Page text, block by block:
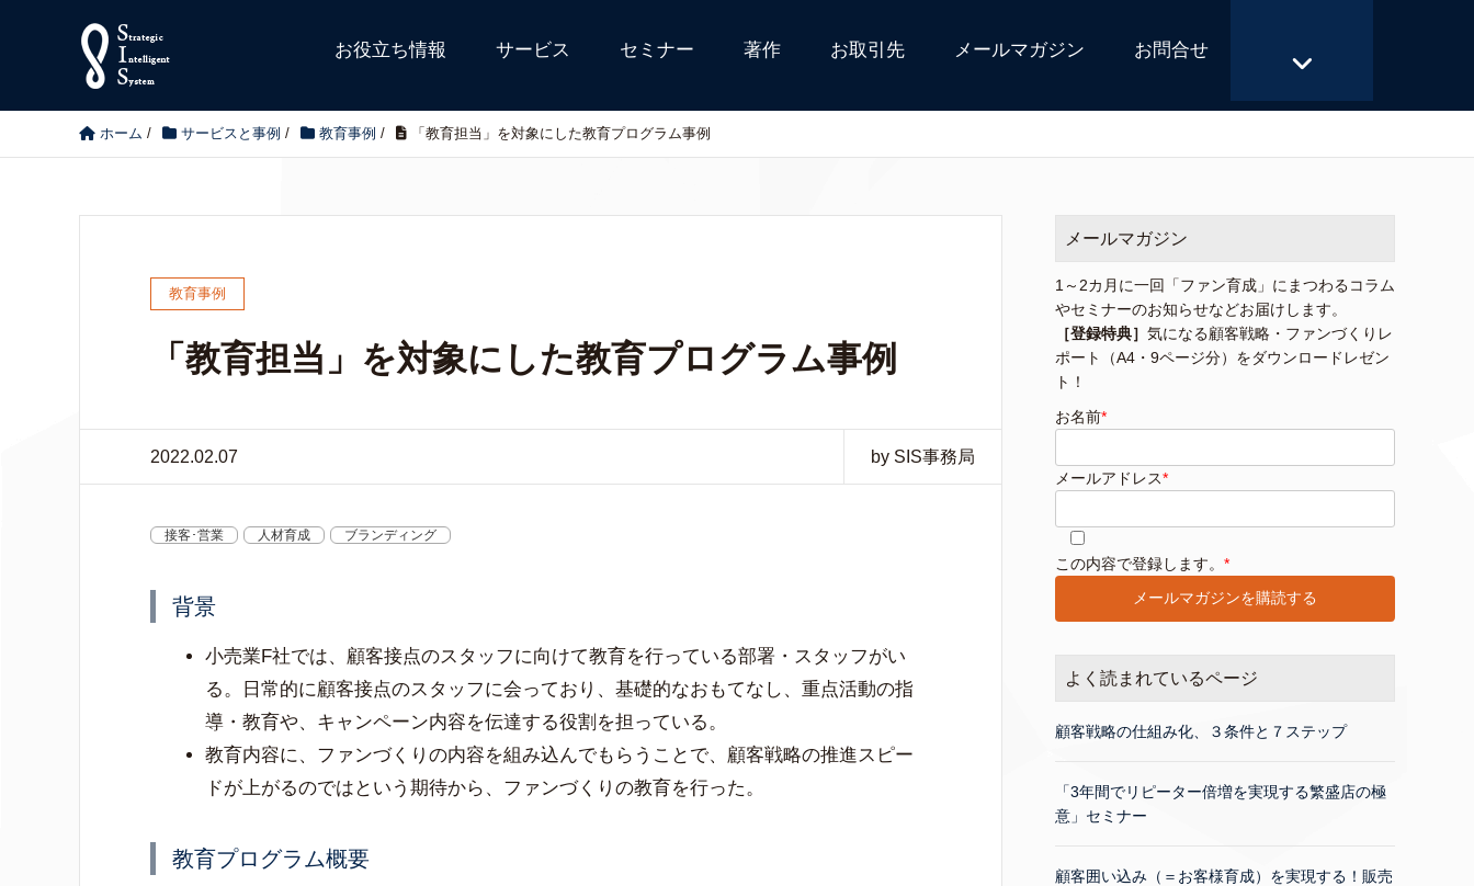
お役立ち情報 サービス セミナー 著作 お取引先 メールマガジン お問合せ
ホーム / サービスと事例 / 教育事例 / 「教育担当」を対象にした教育プログラム事例
教育事例
「教育担当」を対象にした教育プログラム事例
2022.02.07 by SIS事務局
接客･営業 人材育成 ブランディング
背景
小売業F社では、顧客接点のスタッフに向けて教育を行っている部署・スタッフがい
る。日常的に顧客接点のスタッフに会っており、基礎的なおもてなし、重点活動の指
導・教育や、キャンペーン内容を伝達する役割を担っている。
教育内容に、ファンづくりの内容を組み込んでもらうことで、顧客戦略の推進スピー
ドが上がるのではという期待から、ファンづくりの教育を行った。
教育プログラム概要
メールマガジン
1～2カ月に一回「ファン育成」にまつわるコラム
やセミナーのお知らせなどお届けします。
［登録特典］ 気になる顧客戦略・ファンづくりレ
ポート（A4・9ページ分）をダウンロードレゼン
ト！
お名前*
メールアドレス*
このフィールドは空のままにしてください。
この内容で登録します。 *
よく読まれているページ
顧客戦略の仕組み化、３条件と７ステップ
「3年間でリピーター倍増を実現する繁盛店の極
意」セミナー
顧客囲い込み（＝お客様育成）を実現する！販売